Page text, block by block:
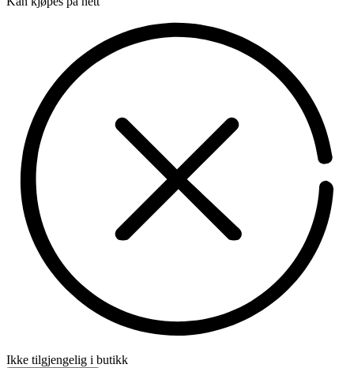
Ikke tilgjengelig i butikk